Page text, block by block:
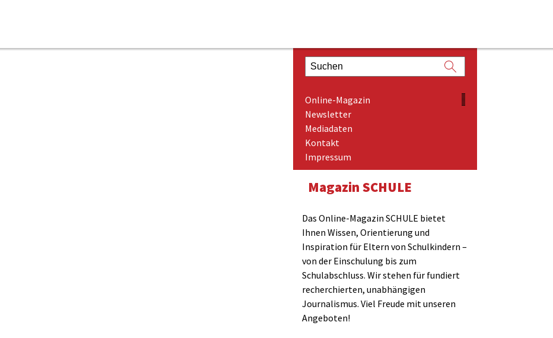
Online-Magazin
Newsletter
Mediadaten
Kontakt
Impressum
Magazin SCHULE
Das Online-Magazin SCHULE bietet
Ihnen Wissen, Orientierung und
Inspiration für Eltern von Schulkindern –
von der Einschulung bis zum
Schulabschluss. Wir stehen für fundiert
recherchierten, unabhängigen
Journalismus. Viel Freude mit unseren
Angeboten!